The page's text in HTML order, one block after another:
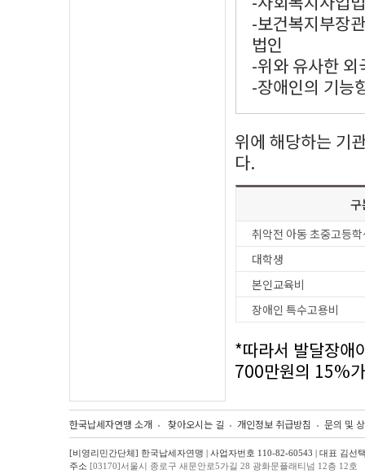
-보건복지부장
법인
-위와 유사한
-장애인의 기능
위에 해당하는 기
다.
구
취악전 아동 초중고등
대학생
본인교육비
장애인 특수고용비
*따라서 발달장애
700만원의 15%
한국납세자연맹 소개 찾아오시는 길 개인정보 취급방침 문의 및
[비영리민간단체] 한국납세자연맹 | 사업자번호 110-82-60543 | 대표 김선
주소 [03170]서울시 종로구 새문안로5가길 28 광화문플래티넘 12층 12호